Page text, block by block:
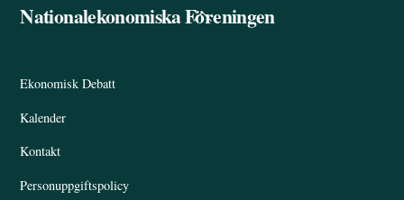
Back
Nationalekonomiska Föreningen
Ekonomisk Debatt
Kalender
Kontakt
Personuppgiftspolicy